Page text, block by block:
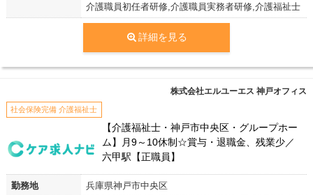
介護職員初任者研修,介護職員実務者研修,介護福祉士
詳細を見る
株式会社エルユーエス 神戸オフィス
社会保険完備 介護福祉士
【介護福祉士・神戸市中央区・グループホー
ム】月9～10休制☆賞与・退職金、残業少／
六甲駅【正職員】
勤務地 兵庫県神戸市中央区